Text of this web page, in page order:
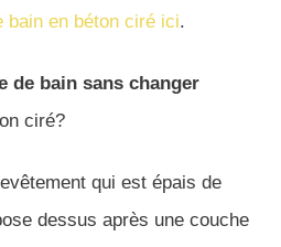
bain en béton ciré ici.
de bain sans changer
ciré?
qui est épais de
dessus après une couche